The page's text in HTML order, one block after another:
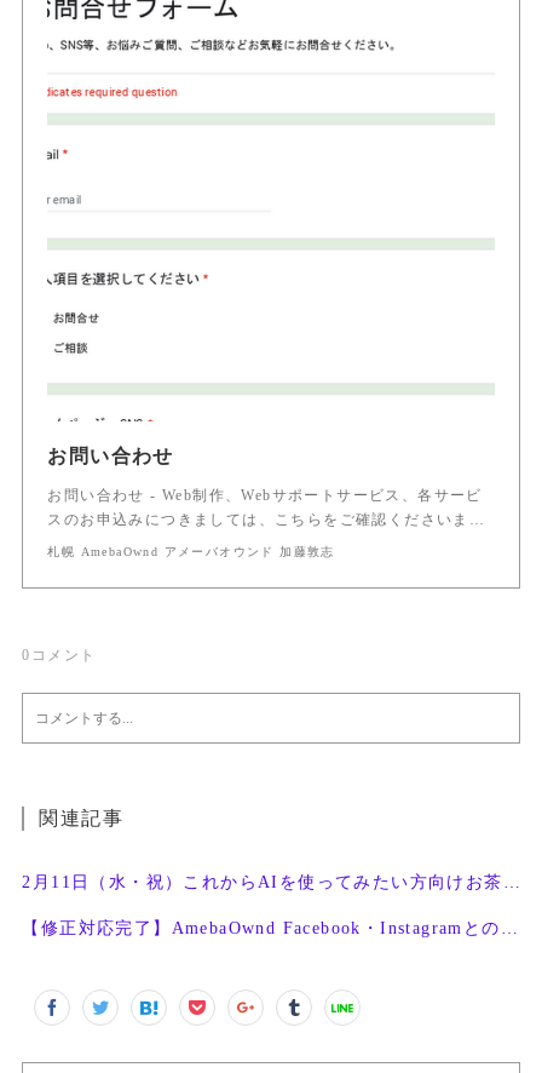
お問い合わせ
お問い合わせ - Web制作、Webサポートサービス、各サービ
スのお申込みにつきましては、こちらをご確認くださいま…
札幌 AmebaOwnd アメーバオウンド 加藤敦志
0 コメント
関連記事